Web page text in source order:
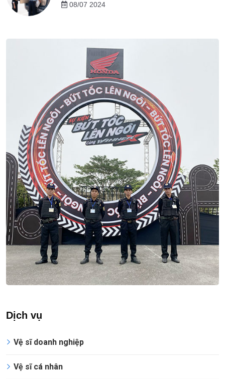
08/07 2024
Dịch vụ
Vệ sĩ doanh nghiệp
Vệ sĩ cá nhân